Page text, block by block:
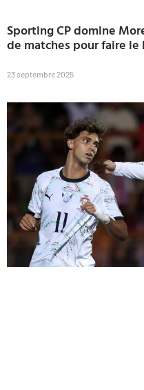
Sporting CP domine
de matches pour faire le
23 septembre 2025